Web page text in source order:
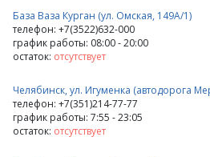
База Ваза Курган (ул. Омская, 149А/1)
телефон: +7(3522)632-000
график работы: 08:00 - 20:00
остаток: отсутствует
Челябинск, ул. Игуменка (автодорога
телефон: +7(351)214-77-77
график работы: 7:55 - 23:05
остаток: отсутствует